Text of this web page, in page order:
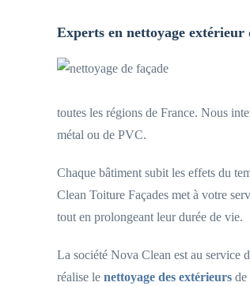
Experts en nettoyage
toutes les régions de France. Nous
métal ou de PVC.
Chaque bâtiment subit les effets du
Clean Toiture Façades met à votre
tout en prolongeant leur durée de vie.
La société Nova Clean est au service
réalise le nettoyage des extérieurs de